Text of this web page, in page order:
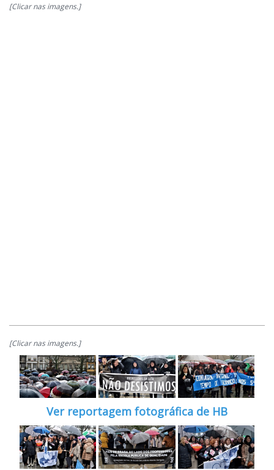
[Clicar nas imagens.]
[Clicar nas imagens.]
Ver reportagem fotográfica de HB